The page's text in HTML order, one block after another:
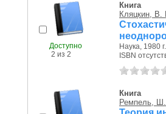
Доступно
2 из 2
Книга
Кляцкин, В.
Наука, 1980 г.
ISBN
Книга
Ремпель, Ш.